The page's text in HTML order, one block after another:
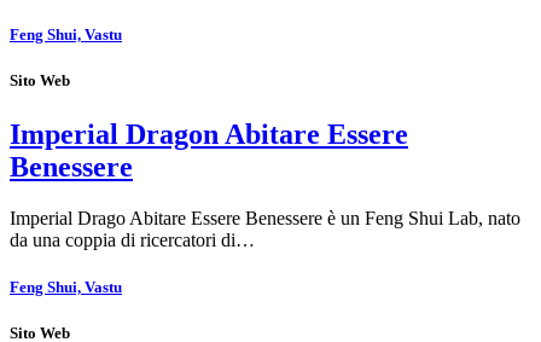
Feng Shui, Vastu
Sito Web
Imperial Dragon Abitare Essere
Benessere
Imperial Drago Abitare Essere Benessere è un Feng Shui Lab, nato
da una coppia di ricercatori di…
Feng Shui, Vastu
Sito Web